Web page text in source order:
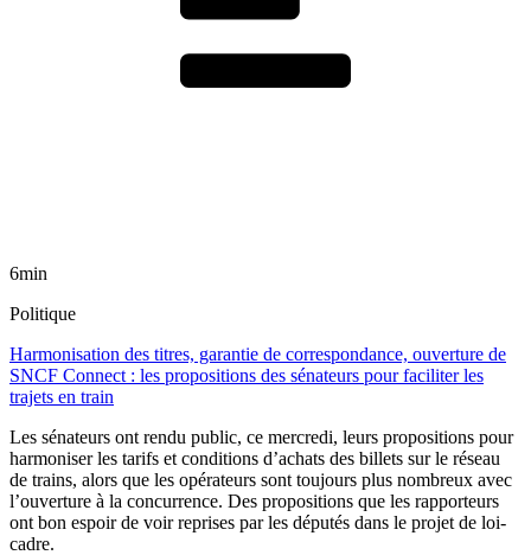
6min
Politique
Harmonisation des titres, garantie de correspondance, ouverture de
SNCF Connect : les propositions des sénateurs pour faciliter les
trajets en train
Les sénateurs ont rendu public, ce mercredi, leurs propositions pour
harmoniser les tarifs et conditions d’achats des billets sur le réseau
de trains, alors que les opérateurs sont toujours plus nombreux avec
l’ouverture à la concurrence. Des propositions que les rapporteurs
ont bon espoir de voir reprises par les députés dans le projet de loi-
cadre.